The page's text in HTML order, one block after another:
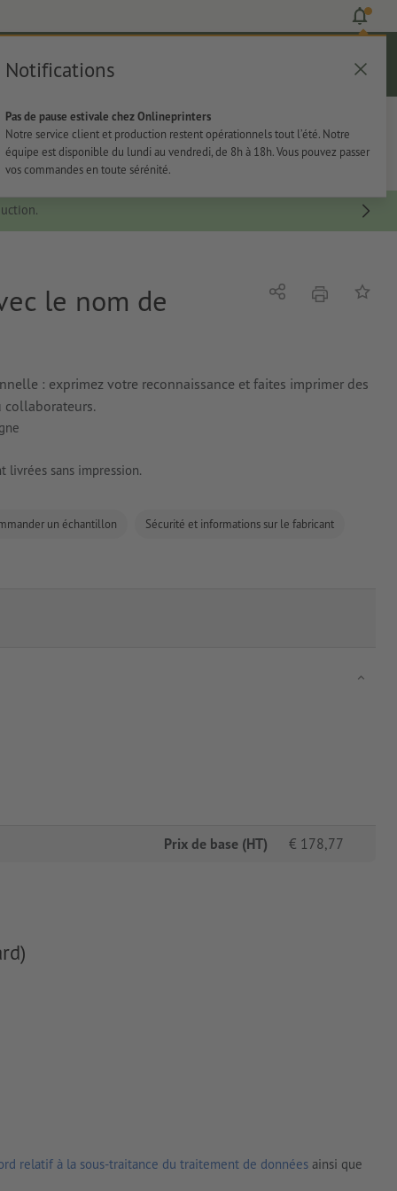
Notifications
Pas de pause estivale chez Onlineprinters
Notre service client et production restent opérationnels tout l’été. Notre
équipe est disponible du lundi au vendredi, de 8h à 18h. Vous pouvez passer
vos commandes en toute sérénité.
Panier
Papeterie Autocollants
le nom de
: exprimez votre reconnaissance et faites imprimer des
collaborateurs.
livrées sans impression.
un échantillon Sécurité et informations sur le fabricant
Partagerimprimer
Prix de base (HT) € 178,77
relatif à la sous-traitance du traitement de données ainsi que